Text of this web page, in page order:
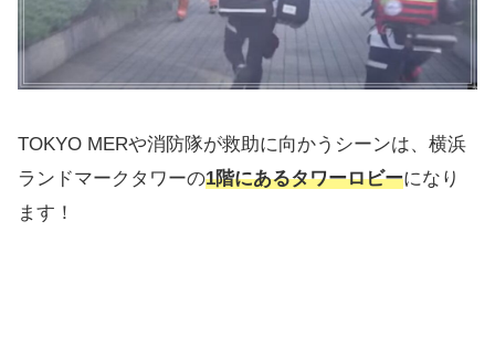
TOKYO MERや消防隊が救助に向かうシーンは、横浜
ランドマークタワーの1階にあるタワーロビーになり
ます！